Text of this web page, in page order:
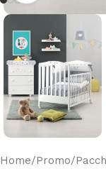
Home/Promo/